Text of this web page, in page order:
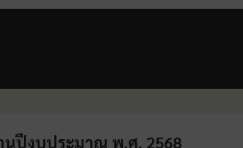
นปีงบประมาณ พ.ศ. 2568